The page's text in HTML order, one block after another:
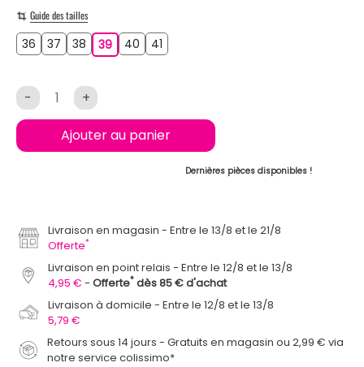
Guide des tailles
36 3637 3738 383939 40 4041
- +
Ajouter au panier
Dernières pièces disponibles !
Livraison en magasin
Entre le 13/8 et le 21/8
Offerte*
Livraison en point relais
Entre le 12/8 et le 13/8
4,95 €
Offerte* dès 85 € d'achat
Livraison à domicile
Entre le 12/8 et le 13/8
5,79 €
Retours sous 14 jours - Gratuits en magasin ou 2,99 € via
notre service colissimo*